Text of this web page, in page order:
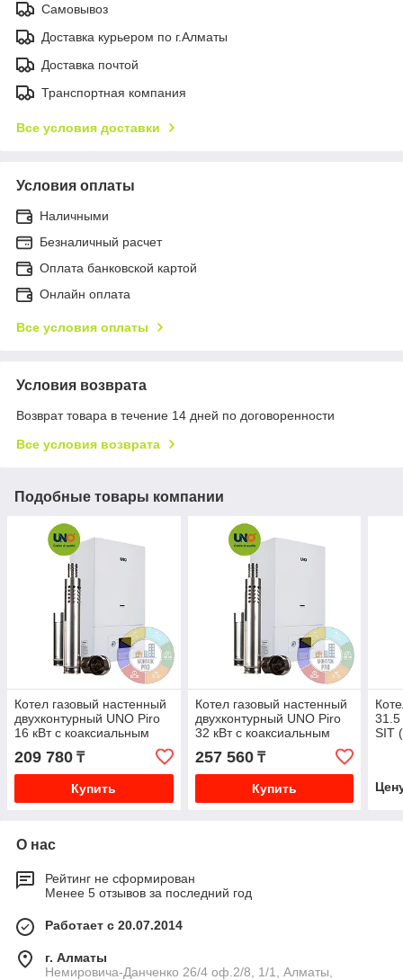
Самовывоз
Доставка курьером по г.Алматы
Доставка почтой
Транспортная компания
Все условия доставки
Условия оплаты
Наличными
Безналичный расчет
Оплата банковской картой
Онлайн оплата
Все условия оплаты
Условия возврата
Возврат товара в течение 14 дней по договоренности
Все условия возврата
Подобные товары компании
Котел газовый настенный
двухконтурный UNO Piro
16 кВт с коаксиальным
дымоходом
209 780 ₸
Купить
Котел газовый настенный
двухконтурный UNO Piro
32 кВт с коаксиальным
дымоходом
257 560₸
Купить
31.5
SIT
О нас
Рейтинг не сформирован
Менее 5 отзывов за последний год
Работает с 20.07.2014
г. Алматы
Немировича-Данченко 26/4 оф.2/8, 1/1, Алматы,